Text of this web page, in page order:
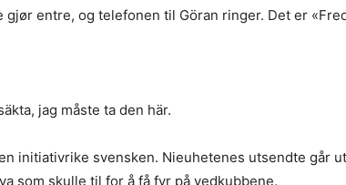
entre, og telefonen til Göran ringer. Det er
jag måste ta den här.
initiativrike svensken. Nieuhetenes utsendte går
som skulle til for å få fyr på vedkubbene.